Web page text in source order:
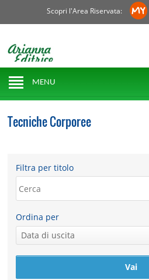
Scopri l'Area Riservata:
MENU
Tecniche Corporee
Filtra per titolo
Ordina per